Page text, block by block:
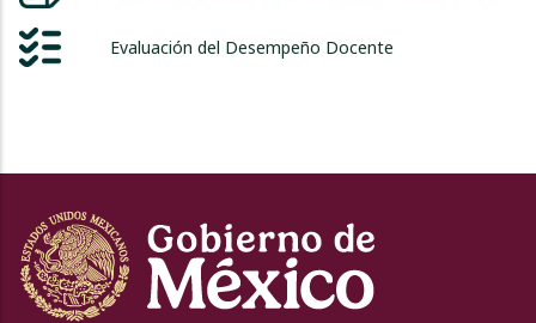
Evaluación del Desempeño Docente